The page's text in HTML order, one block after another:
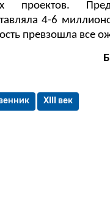
XIII век
проектов.
4-6
превзошла все